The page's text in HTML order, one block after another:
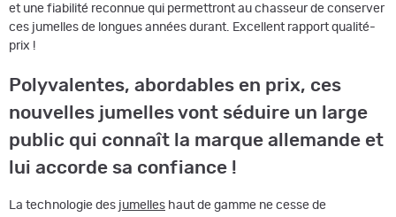
et une fiabilité reconnue qui permettront au chasseur de conserver
ces jumelles de longues années durant. Excellent rapport qualité-
prix !
Polyvalentes, abordables en prix, ces
nouvelles jumelles vont séduire un large
public qui connaît la marque allemande et
lui accorde sa confiance !
La technologie des jumelles haut de gamme ne cesse de